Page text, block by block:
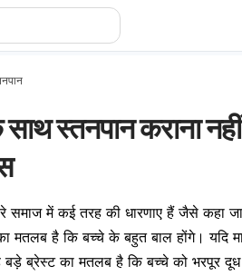
स्तनपान कराना
समाज में कई तरह की धारणाए हैं जैसे कहा
मतलब है कि बच्चे के बहुत बाल होंगे। यदि
बड़े ब्रेस्ट का मतलब है कि बच्चे को भरपूर